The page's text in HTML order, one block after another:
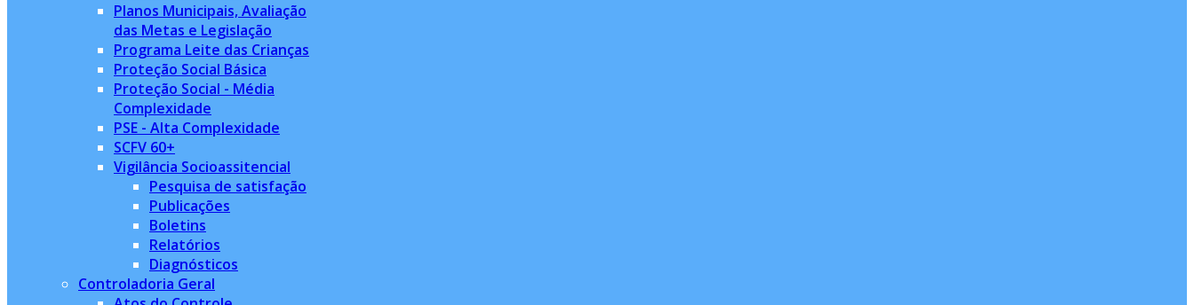
Planos Municipais, Avaliação
das Metas e Legislação
Programa Leite das Crianças
Proteção Social Básica
Proteção Social - Média
Complexidade
PSE - Alta Complexidade
SCFV 60+
Vigilância Socioassitencial
Pesquisa de satisfação
Publicações
Boletins
Relatórios
Diagnósticos
Controladoria Geral